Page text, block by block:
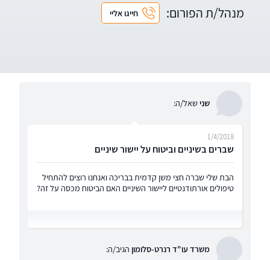
מנהל/ת הפורום: חייגו אליי
שנישאל/ה:
שברים בשיניים וביטוח על יישור שיניים
1/4/2018
הבת שלי שברה חצי משן קדמית בבריכה ואנחנו רוצים להתחיל
טיפולים אורתודנטיים ליישור השיניים האם הביטוח מכסה על זה?
משרד עו"ד רנרט-סלומון הגיב/ה: